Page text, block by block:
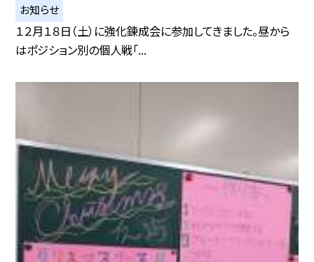
お知らせ
１２月１８日（土）に強化錬成会に参加してきました。昼から
はポジション別の個人戦「...